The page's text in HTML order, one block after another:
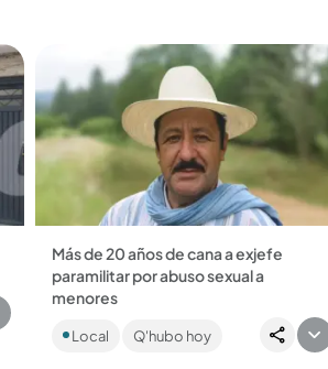
Más de 20 años de cana a exjefe
paramilitar por abuso sexual a
menores
exjefe de las extintas Autodefensas
Unidas de Colombia (Auc), quien fue
Local Q'hubo hoy